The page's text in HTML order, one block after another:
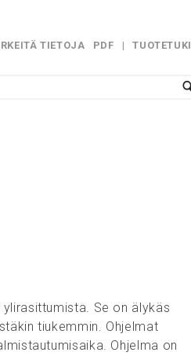
TIETOJA» PDF | TUOTETUKI
Se on älykäs
tiukemmin. Ohjelmat
Ohjelma on